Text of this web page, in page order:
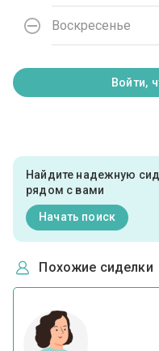
Воскресенье
Войти,
Найдите надежную
рядом с вами
Начать поиск
Похожие сиделки